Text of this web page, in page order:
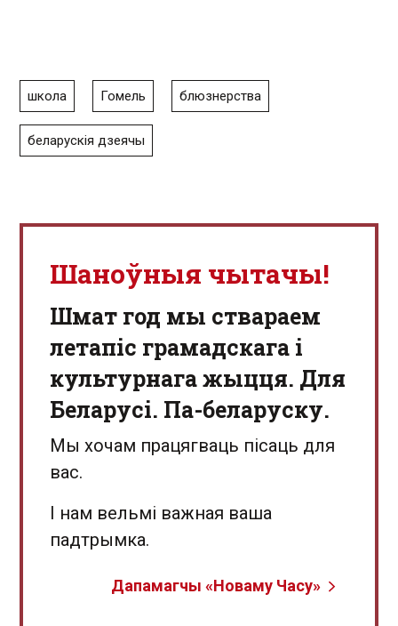
школа Гомель блюзнерства
беларускія дзеячы
Шаноўныя чытачы!
Шмат год мы ствараем
летапіс грамадскага і
культурнага жыцця. Для
Беларусі. Па-беларуску.
Мы хочам працягваць пісаць для
вас.
І нам вельмі важная ваша
падтрымка.
Дапамагчы «Новаму Часу»